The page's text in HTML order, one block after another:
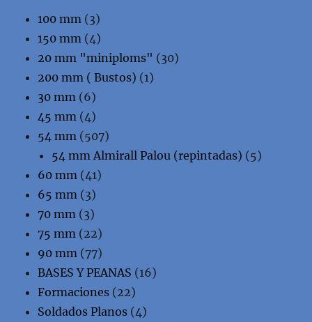
100 mm (3)
150 mm (4)
20 mm "miniploms" (30)
200 mm ( Bustos) (1)
30 mm (6)
45 mm (4)
54 mm (507)
54 mm Almirall Palou (repintadas) (5)
60 mm (41)
65 mm (3)
70 mm (3)
75 mm (22)
90 mm (77)
BASES Y PEANAS (16)
Formaciones (22)
Soldados Planos (4)